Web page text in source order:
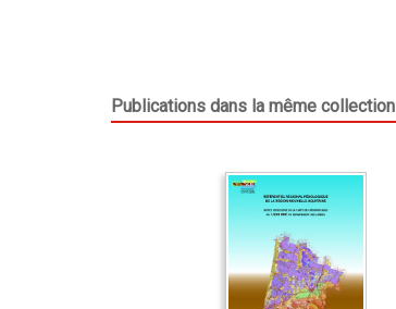
Publications dans la même collection